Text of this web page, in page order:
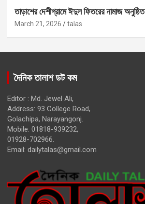
তাড়াশের দেশীগ্রামে ঈদুল ফিতরের নামাজ অনুষ্ঠিত
March 21, 2026 talas
দৈনিক তালাশ ডট কম
Editor : Md. Jewel Ali,
Address: 93 College Road,
Golachipa, Narayangonj.
Mobile: 01818-939232,
01928-702966.
Email: dailytalas@gmail.com